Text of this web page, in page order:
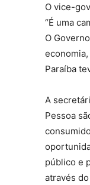
O vice-
“É uma
O
Paraíba
A
Pessoa
público e
através